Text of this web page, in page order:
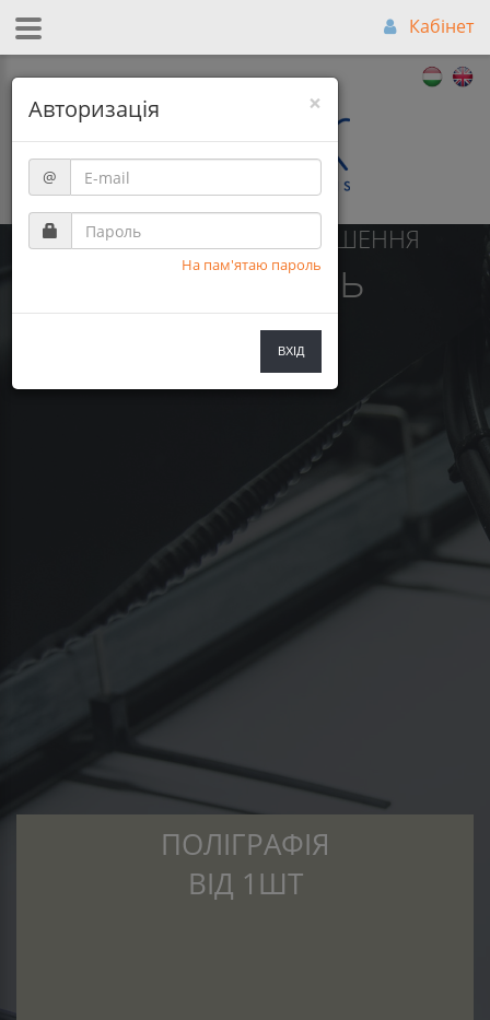
×
Авторизація
@
На пам'ятаю пароль
ВХІД
Кабінет
НАЙКРАЩЕ СПІВВІДНОШЕННЯ
Ціна-Якість
ПОЛІГРАФІЯ
ВІД 1ШТ